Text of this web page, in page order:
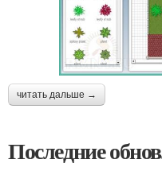
читать дальше →
Последние